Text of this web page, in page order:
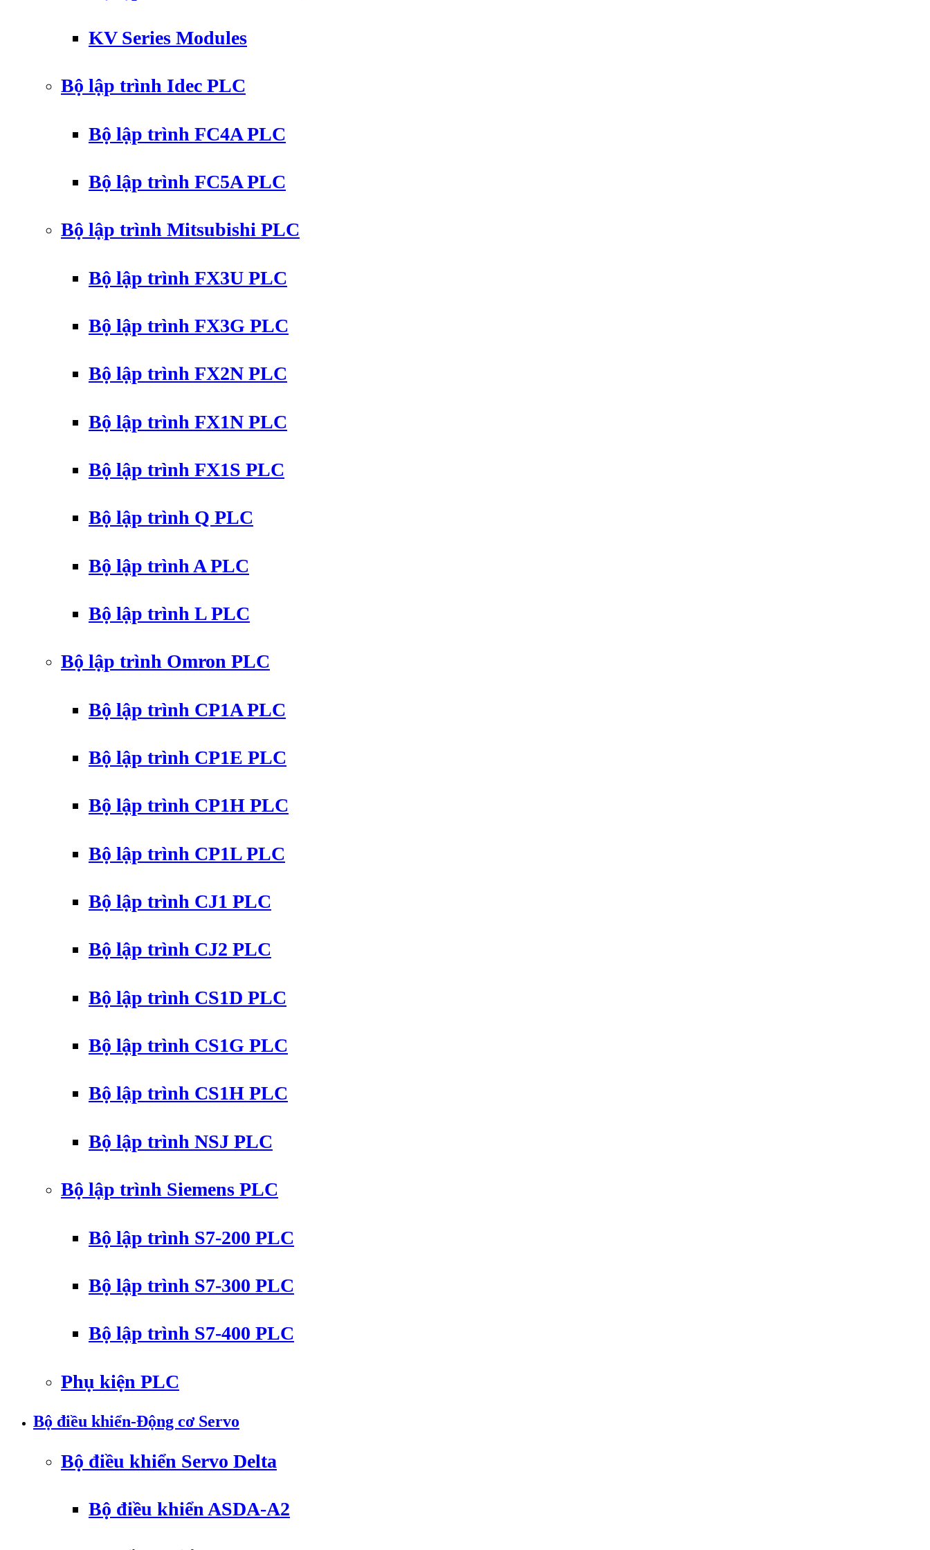
KV Series Modules
Bộ lập trình Idec PLC
Bộ lập trình FC4A PLC
Bộ lập trình FC5A PLC
Bộ lập trình Mitsubishi PLC
Bộ lập trình FX3U PLC
Bộ lập trình FX3G PLC
Bộ lập trình FX2N PLC
Bộ lập trình FX1N PLC
Bộ lập trình FX1S PLC
Bộ lập trình Q PLC
Bộ lập trình A PLC
Bộ lập trình L PLC
Bộ lập trình Omron PLC
Bộ lập trình CP1A PLC
Bộ lập trình CP1E PLC
Bộ lập trình CP1H PLC
Bộ lập trình CP1L PLC
Bộ lập trình CJ1 PLC
Bộ lập trình CJ2 PLC
Bộ lập trình CS1D PLC
Bộ lập trình CS1G PLC
Bộ lập trình CS1H PLC
Bộ lập trình NSJ PLC
Bộ lập trình Siemens PLC
Bộ lập trình S7-200 PLC
Bộ lập trình S7-300 PLC
Bộ lập trình S7-400 PLC
Phụ kiện PLC
Bộ điều khiển-Động cơ Servo
Bộ điều khiển Servo Delta
Bộ điều khiển ASDA-A2